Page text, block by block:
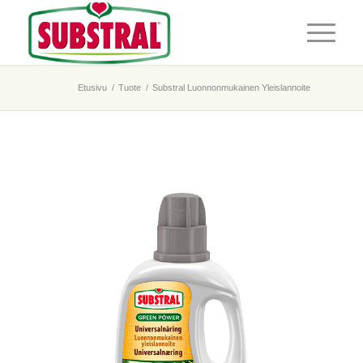
Etusivu / Tuote / Substral Luonnonmukainen Yleislannoite